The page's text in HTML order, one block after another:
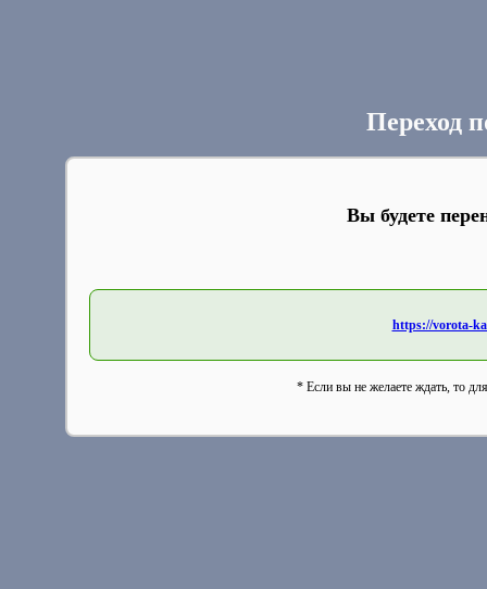
Переход
Вы будете
https://vorota-
* Если вы не желаете ждать, то